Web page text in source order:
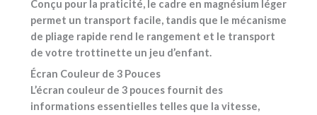
Conçu pour la praticité, le cadre en magnésium léger
permet un transport facile, tandis que le mécanisme
de pliage rapide rend le rangement et le transport
de votre trottinette un jeu d’enfant.
Écran Couleur de 3 Pouces
L’écran couleur de 3 pouces fournit des
informations essentielles telles que la vitesse,